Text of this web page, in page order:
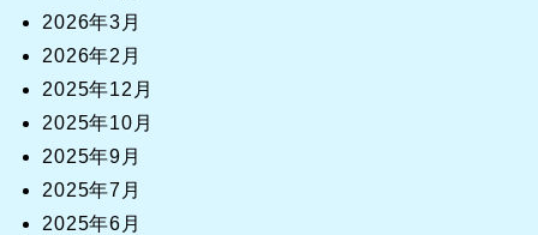
2026年3月
2026年2月
2025年12月
2025年10月
2025年9月
2025年7月
2025年6月